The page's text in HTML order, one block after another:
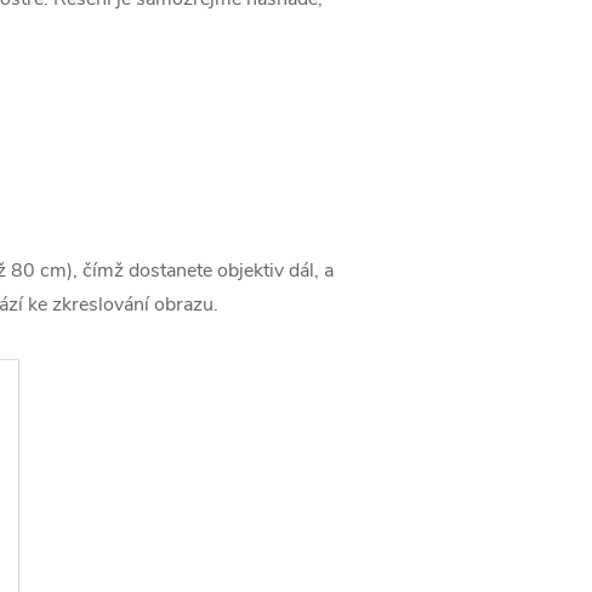
cm), čímž dostanete objektiv dál, a
ke zkreslování obrazu.